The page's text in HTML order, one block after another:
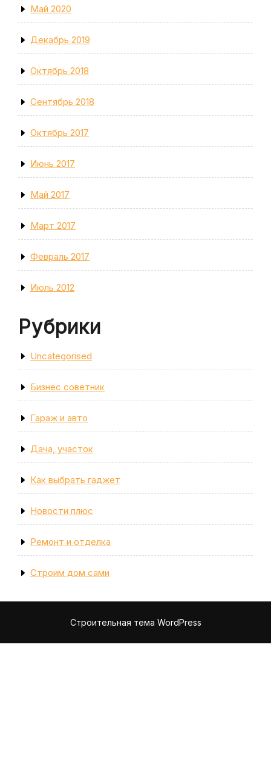
Май 2020
Декабрь 2019
Октябрь 2018
Сентябрь 2018
Октябрь 2017
Июнь 2017
Май 2017
Март 2017
Февраль 2017
Июль 2012
Рубрики
Uncategorised
Бизнес советник
Гараж и авто
Дача, участок
Как выбрать гаджет
Новости плюс
Ремонт и отделка
Строим дом сами
Строительная тема WordPress